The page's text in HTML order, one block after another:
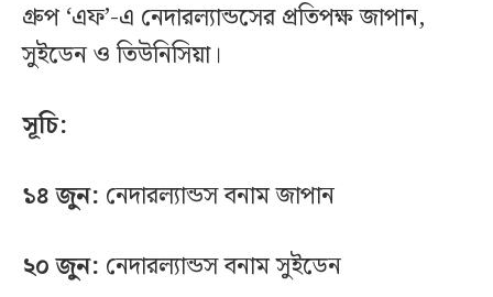
গ্রুপ ‘এফ’-এ নেদারল্যান্ডসের প্রতিপক্ষ জাপান,
সুইডেন ও তিউনিসিয়া।
সূচি:
১৪ জুন: নেদারল্যান্ডস বনাম জাপান
২০ জুন: নেদারল্যান্ডস বনাম সুইডেন